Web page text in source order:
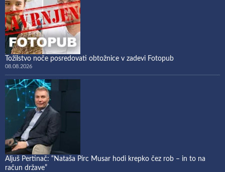
Tožilstvo noče posredovati obtožnice v zadevi Fotopub
08.08.2026
Aljuš Pertinač: “Nataša Pirc Musar hodi krepko čez rob – in to na
račun države”